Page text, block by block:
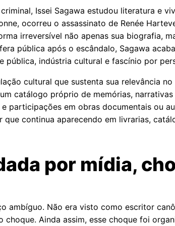
Issei Sagawa estudou literatura e
ocorreu o assassinato de Renée
irreversível não apenas sua biografia,
pública após o escândalo, Sagawa
pública, indústria cultural e fascínio por
cultural que sustenta sua relevância
catálogo próprio de memórias,
participações em obras documentais ou
continua aparecendo em livrarias,
por mídia,
ambíguo. Não era visto como escritor
Ainda assim, esse choque foi